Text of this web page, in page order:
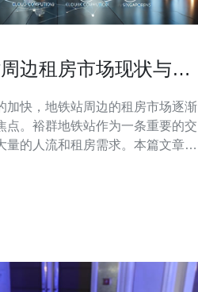
边租房市场现状与趋
加快，地铁站周边的租房市场逐渐
点。裕群地铁站作为一条重要的交
量的人流和租房需求。本篇文章将
些技术相关的建议，助力租客在租